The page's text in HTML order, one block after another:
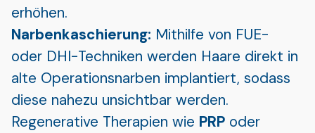
erhöhen.
Narbenkaschierung: Mithilfe von FUE-
oder DHI-Techniken werden Haare direkt in
alte Operationsnarben implantiert, sodass
diese nahezu unsichtbar werden.
Regenerative Therapien wie PRP oder